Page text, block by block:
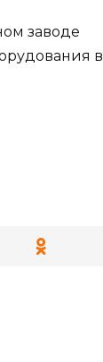
заводе
в